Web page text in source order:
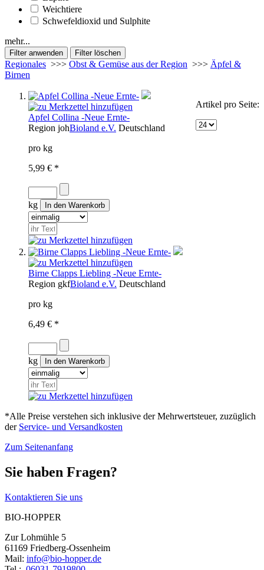
Weichtiere
Schwefeldioxid und Sulphite
mehr...
Regionales >>> Obst & Gemüse aus der Region >>> Äpfel &
Birnen
Artikel pro Seite:
Apfel Collina -Neue Ernte-
Region johBioland e.V. Deutschland
pro kg
5,99 € *
kg
Birne Clapps Liebling -Neue Ernte-
Region gkfBioland e.V. Deutschland
pro kg
6,49 € *
kg
*Alle Preise verstehen sich inklusive der Mehrwertsteuer, zuzüglich
der Service- und Versandkosten
Zum Seitenanfang
Sie haben Fragen?
Kontaktieren Sie uns
BIO-HOPPER
Zur Lohmühle 5
61169 Friedberg-Ossenheim
Mail: info@bio-hopper.de